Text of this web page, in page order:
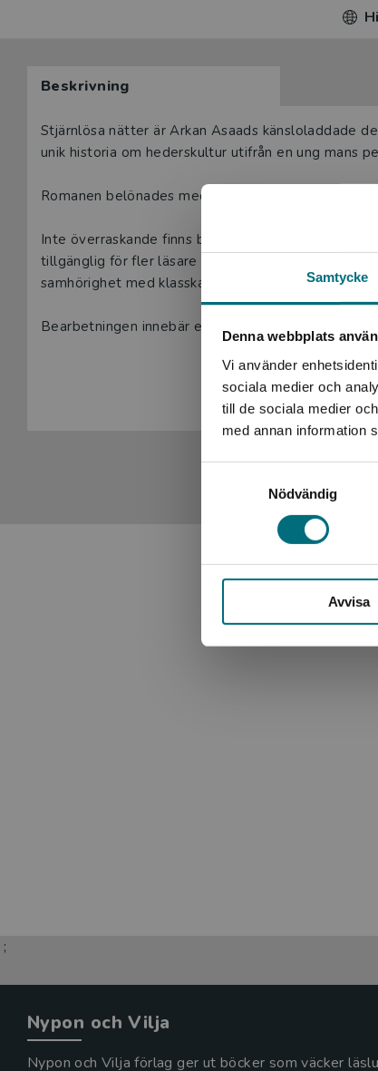
Samtycke
Denna webbplats
Vi använder
sociala medier och
till de sociala medier
med annan information
Nödvändig
Avvisa
Beskrivning
Beskrivning
Stjärnlösa nätter är Arkan Asaads känsloladdade
unik historia om hederskultur utifrån en ung mans
Romanen belönades med Teskedsordens bokpris
Inte överraskande finns boken med på
tillgänglig för fler läsare som därmed får möjlighet
samhörighet med klasskamraterna.
Bearbetningen innebär ett enklare och mer
lässvårigheter eller är ovana vid att läsa. Till
Den lättlästa litteraturen kan vara utgångspunkt
Böckerna öppnar för ett inkluderande klassrum,
användas som stöd i undervisningen,
- 23 ex av Stjärnlösa nätter + 2 ex av boken utan
- Arbetsmaterial för lärare och elev finns att ladda
Visa
;
Nypon och Vilja
Nypon och Vilja förlag ger ut böcker som väcker